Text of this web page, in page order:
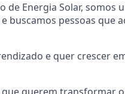
de Energia Solar, somos
buscamos pessoas que
e quer crescer